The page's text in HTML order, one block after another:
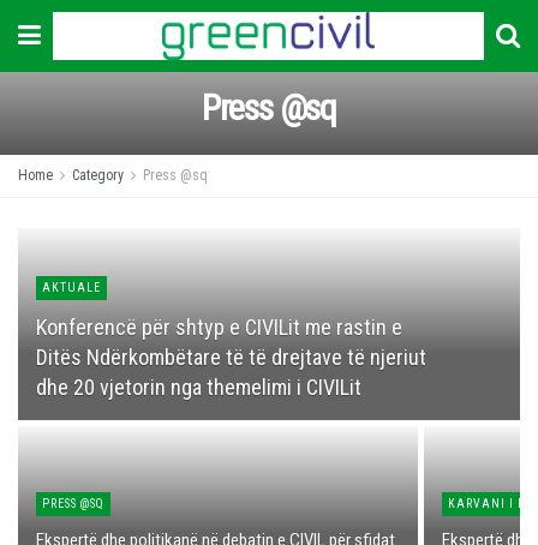
Press @sq
Home Category Press @sq
AKTUALE
Konferencë për shtyp e CIVILit me rastin e
Ditës Ndërkombëtare të të drejtave të njeriut
dhe 20 vjetorin nga themelimi i CIVILit
PRESS @SQ
Ekspertë dhe politikanë në debatin e CIVIL për sfidat
KARVANI I
Ekspertë